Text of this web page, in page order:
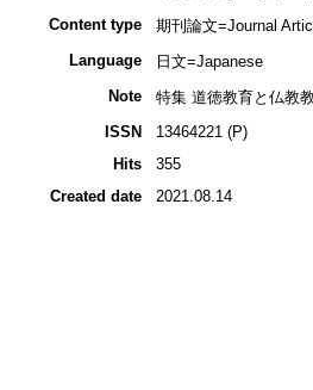
Content type
期刊論文=Journal
Language
日文=Japanese
Note
特集 道徳教育と仏教
ISSN
13464221 (P)
Hits
355
Created date
2021.08.14